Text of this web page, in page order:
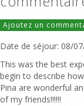
Ajoutez un
Date de séjour: 08/
This was the best
begin to describe
Pina are wonderful
of my friends!!!!!!